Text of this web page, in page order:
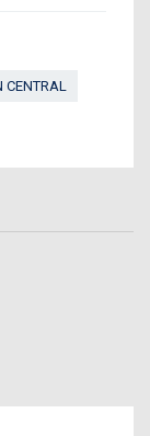
CENTRAL